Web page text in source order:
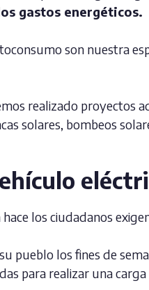
gastos energéticos.
son nuestra
realizado proyectos
solares, bombeos
los ciudadanos
pueblo los fines de
para realizar una